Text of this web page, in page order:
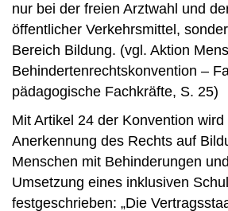
nur bei der freien Arztwahl und
öffentlicher Verkehrsmittel,
Bereich Bildung. (vgl. Aktion
Behindertenrechtskonvention –
pädagogische Fachkräfte, S. 25)
Mit Artikel 24 der Konvention
Anerkennung des Rechts auf
Menschen mit Behinderungen
Umsetzung eines inklusiven
festgeschrieben: „Die